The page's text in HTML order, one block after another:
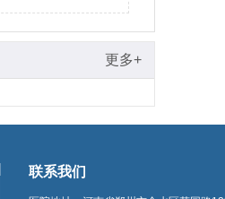
更多+
联系我们